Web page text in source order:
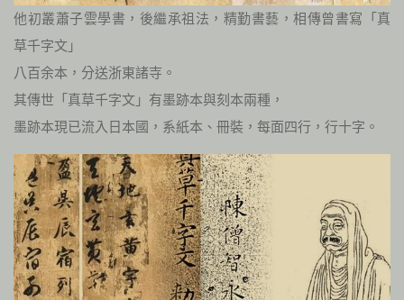
他初叢蕭子雲學書，後繼承祖法，精勤書藝，相傳曾書寫「真
草千字文」
八百余本，分送浙東諸寺。
其傳世「真草千字文」有墨跡本與刻本兩種，
墨跡本現已流入日本國，系紙本、冊裝，每面四行，行十字。